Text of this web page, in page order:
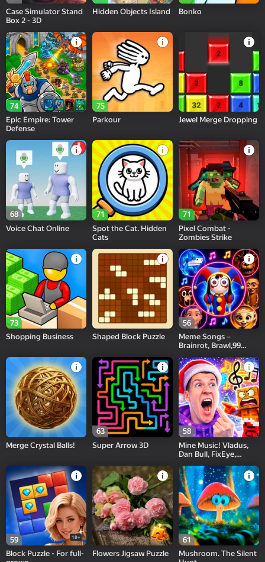
Case Simulator Stand
Box 2 - 3D
Hidden Objects Island
Bonko
74
Epic Empire: Tower
Defense
75
Parkour
Jewel Merge Dropping
68
Voice Chat Online
71
Spot the Cat. Hidden
Cats
71
Pixel Combat -
Zombies Strike
73
Shopping Business
Shaped Block Puzzle
56
Meme Songs－
Brainrot, Brawl,99
Merge Crystal Balls!
63
Super Arrow 3D
58
Mine Music! Vladus,
Dan Bull, FixEye,
59 18+
Block Puzzle - For full-
Flowers Jigsaw Puzzle
61
Mushroom. The Silent